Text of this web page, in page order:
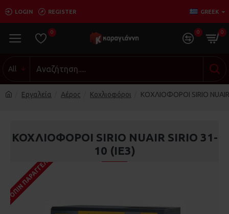
LOGIN REGISTER GREEK
0 0 0
All
Εργαλεία Αέρος Κοχλιοφόροι ΚΟΧΛΙΟΦΟΡΟΙ SIRIO
ΚΟΧΛΙΟΦΟΡΟΙ SIRIO NUAIR SIRIO 31-
10 (IE3)
ΠΑΡΑΓΓΕΛΊΑΣ